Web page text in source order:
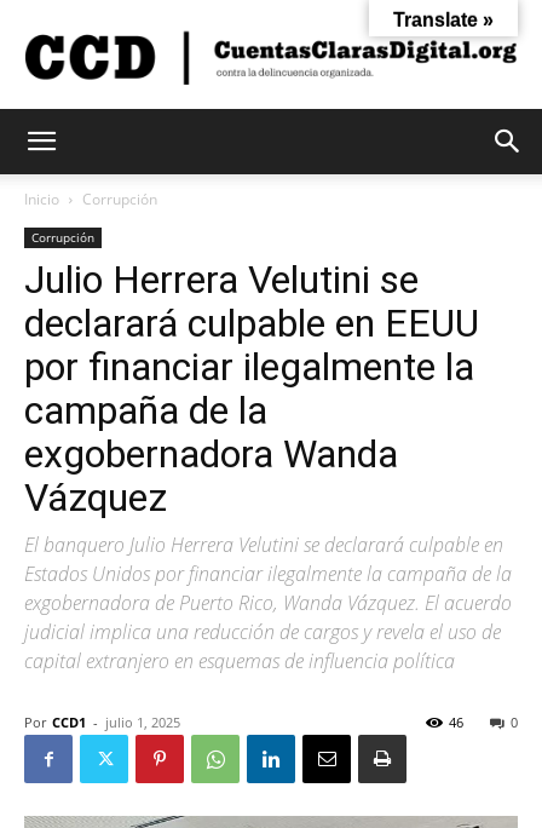
Claras
Digital
Inicio Corrupción
Corrupción
Julio Herrera Velutini se
declarará culpable en EEUU
por financiar ilegalmente la
campaña de la
exgobernadora Wanda
Vázquez
El banquero Julio Herrera Velutini se declarará culpable en
Estados Unidos por financiar ilegalmente la campaña de la
exgobernadora de Puerto Rico, Wanda Vázquez. El acuerdo
judicial implica una reducción de cargos y revela el uso de
capital extranjero en esquemas de influencia política
Por CCD1 - julio 1, 2025 0
46
Translate »